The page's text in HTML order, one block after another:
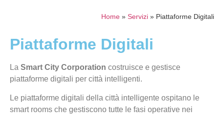
Home » Servizi » Piattaforme Digitali
Piattaforme Digitali
La Smart City Corporation costruisce e gestisce
piattaforme digitali per città intelligenti.
Le piattaforme digitali della città intelligente ospitano le
smart rooms che gestiscono tutte le fasi operative nei